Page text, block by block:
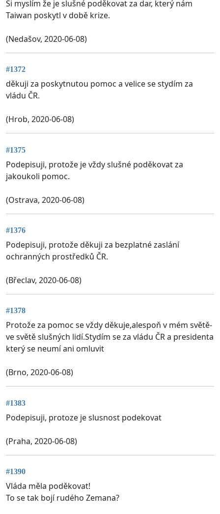
Si myslím že je slušné poděkovat za dar, který nám
Taiwan poskytl v době krize.
(Nedašov, 2020-06-08)
#1372
děkuji za poskytnutou pomoc a velice se stydím za
vládu ČR.
(Hrob, 2020-06-08)
#1375
Podepisuji, protože je vždy slušné poděkovat za
jakoukoli pomoc.
(Ostrava, 2020-06-08)
#1376
Podepisuji, protože děkuji za bezplatné zaslání
ochranných prostředků ČR.
(Břeclav, 2020-06-08)
#1378
Protože za pomoc se vždy děkuje,alespoň v mém světě-
ve světě slušných lidí.Stydím se za vládu ČR a presidenta
který se neumí ani omluvit
(Brno, 2020-06-08)
#1383
Podepisuji, protoze je slusnost podekovat
(Praha, 2020-06-08)
#1390
Vláda měla poděkovat!
To se tak bojí rudého Zemana?